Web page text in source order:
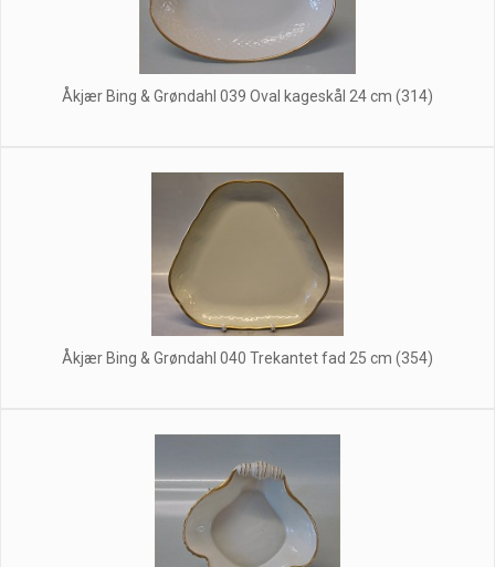
Åkjær Bing & Grøndahl 039 Oval kageskål 24 cm (314)
Åkjær Bing & Grøndahl 040 Trekantet fad 25 cm (354)